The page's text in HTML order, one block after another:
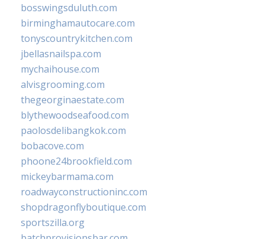
bosswingsduluth.com
birminghamautocare.com
tonyscountrykitchen.com
jbellasnailspa.com
mychaihouse.com
alvisgrooming.com
thegeorginaestate.com
blythewoodseafood.com
paolosdelibangkok.com
bobacove.com
phoone24brookfield.com
mickeybarmama.com
roadwayconstructioninc.com
shopdragonflyboutique.com
sportszilla.org